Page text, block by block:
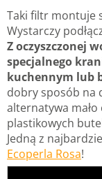
Taki filtr montuje
Wystarczy
Z oczyszczonej
specjalnego
kuchennym lub
dobry sposób na
alternatywa
plastikowych
Jedną z
Ecoperla Rosa!